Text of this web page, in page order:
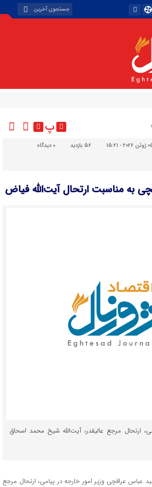
پ
- 15:21 56 بازدید دیدگاه
به مناسبت ارتحال آیت‌الله فیاض
ارتحال مرجع عالیقدر، آیت‌الله شیخ محمد اسحاق
عباس عراقچی وزیر امور خارجه در پیامی، ارتحال مرجع